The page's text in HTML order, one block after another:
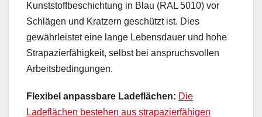
Kunststoffbeschichtung in Blau (RAL 5010) vor
Schlägen und Kratzern geschützt ist. Dies
gewährleistet eine lange Lebensdauer und hohe
Strapazierfähigkeit, selbst bei anspruchsvollen
Arbeitsbedingungen.
Flexibel anpassbare Ladeflächen: Die
Ladeflächen bestehen aus strapazierfähigen